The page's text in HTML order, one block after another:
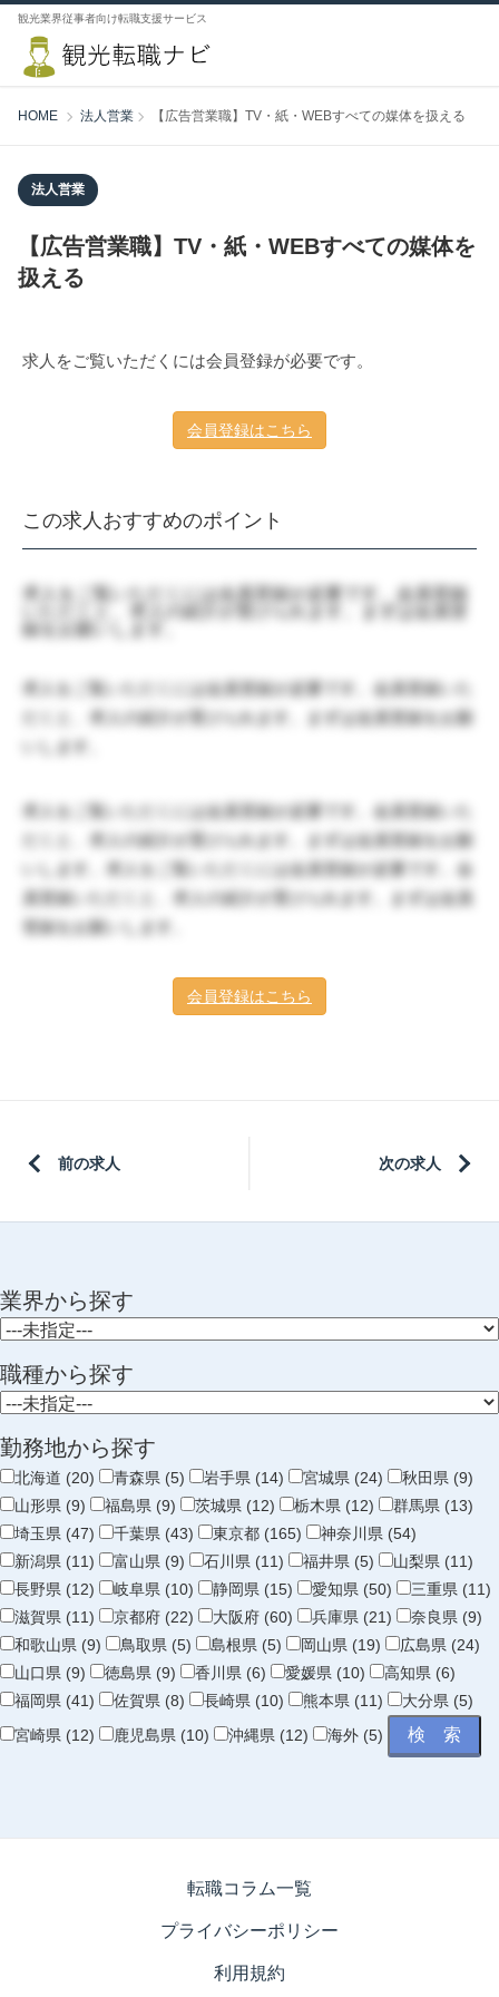
観光業界従事者向け転職支援サービス
HOME 法人営業 【広告営業職】TV・紙・WEBすべての媒体を扱える
法人営業
【広告営業職】TV・紙・WEBすべての媒体を
扱える
求人をご覧いただくには会員登録が必要です。
会員登録はこちら
この求人おすすめのポイント
求人をご覧いただくには会員登録が必要です。会員登録
録をお願いします。
求人をご覧いただくには会員登録が必要です。会員登録いた
だくと、求人の紹介が受けられます。まずは会員登録をお願
いします。
求人をご覧いただくには会員登録が必要です。会員登録いた
だくと、求人の紹介が受けられます。まずは会員登録をお願
いします。求人をご覧いただくには会員登録が必要です。会
員登録いただくと、求人の紹介が受けられます。まずは会員
登録をお願いします。
会員登録はこちら
前の求人 次の求人
業界から探す
職種から探す
勤務地から探す
北海道 (20) 青森県 (5) 岩手県 (14) 宮城県 (24)
秋田県 (9)
山形県 (9)
福島県 (9) 茨城県 (12) 栃木県 (12)
群馬県 (13)
埼玉県 (47)
千葉県 (43) 東京都 (165)
神奈川県 (54)
新潟県 (11)
富山県 (9) 石川県 (11) 福井県 (5)
山梨県 (11)
長野県 (12)
岐阜県 (10) 静岡県 (15) 愛知県 (50)
三重県 (11)
滋賀県 (11)
京都府 (22) 大阪府 (60) 兵庫県 (21)
奈良県 (9)
和歌山県 (9)
鳥取県 (5) 島根県 (5) 岡山県 (19)
広島県 (24)
山口県 (9)
徳島県 (9) 香川県 (6) 愛媛県 (10)
高知県 (6)
福岡県 (41)
佐賀県 (8) 長崎県 (10) 熊本県 (11)
大分県 (5)
宮崎県 (12)
鹿児島県 (10) 沖縄県 (12) 海外 (5)
転職コラム一覧
プライバシーポリシー
利用規約